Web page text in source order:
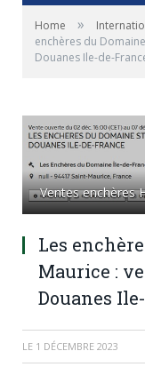
Home »
enchères du
Douanes Ile-de-
Ventes enchères
Les
Maurice :
Douanes
LE 1 DÉCEMBRE 2023